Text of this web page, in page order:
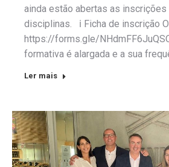
ainda estão abertas as
disciplinas. ℹ Ficha de inscrição
https://forms.gle/
formativa é alargada e a sua
Ler mais